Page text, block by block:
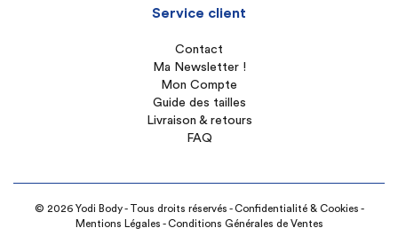
Service client
Contact
Ma Newsletter !
Mon Compte
Guide des tailles
Livraison & retours
FAQ
© 2026 Yodi Body - Tous droits réservés -Confidentialité & Cookies -
Mentions Légales -Conditions Générales de Ventes